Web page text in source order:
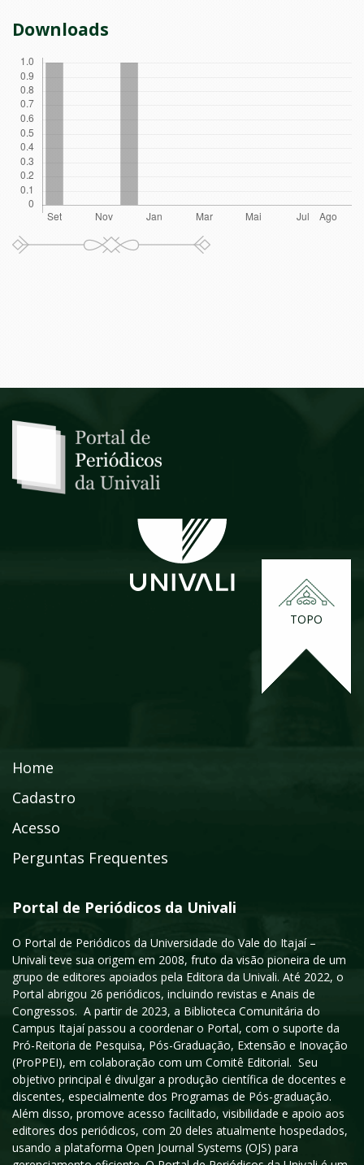
Downloads
TOPO
Home
Cadastro
Acesso
Perguntas Frequentes
Portal de Periódicos da Univali
O Portal de Periódicos da Universidade do Vale do Itajaí –
Univali teve sua origem em 2008, fruto da visão pioneira de um
grupo de editores apoiados pela Editora da Univali. Até 2022, o
Portal abrigou 26 periódicos, incluindo revistas e Anais de
Congressos. A partir de 2023, a Biblioteca Comunitária do
Campus Itajaí passou a coordenar o Portal, com o suporte da
Pró-Reitoria de Pesquisa, Pós-Graduação, Extensão e Inovação
(ProPPEI), em colaboração com um Comitê Editorial. Seu
objetivo principal é divulgar a produção científica de docentes e
discentes, especialmente dos Programas de Pós-graduação.
Além disso, promove acesso facilitado, visibilidade e apoio aos
editores dos periódicos, com 20 deles atualmente hospedados,
usando a plataforma Open Journal Systems (OJS) para